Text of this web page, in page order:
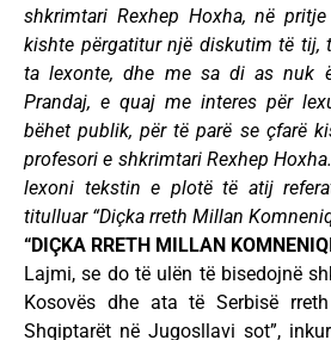
shkrimtari Rexhep Hoxha, në
kishte përgatitur një diskutim të tij,
ta lexonte, dhe me sa di as nuk
Prandaj, e quaj me interes për
bëhet publik, për të parë se çfarë
profesori e shkrimtari Rexhep
lexoni tekstin e plotë të atij
titulluar “Diçka rreth Millan
“DIÇKA RRETH MILLAN
Lajmi, se do të ulën të bisedojnë
Kosovës dhe ata të Serbisë
Shqiptarët në Jugosllavi sot”,